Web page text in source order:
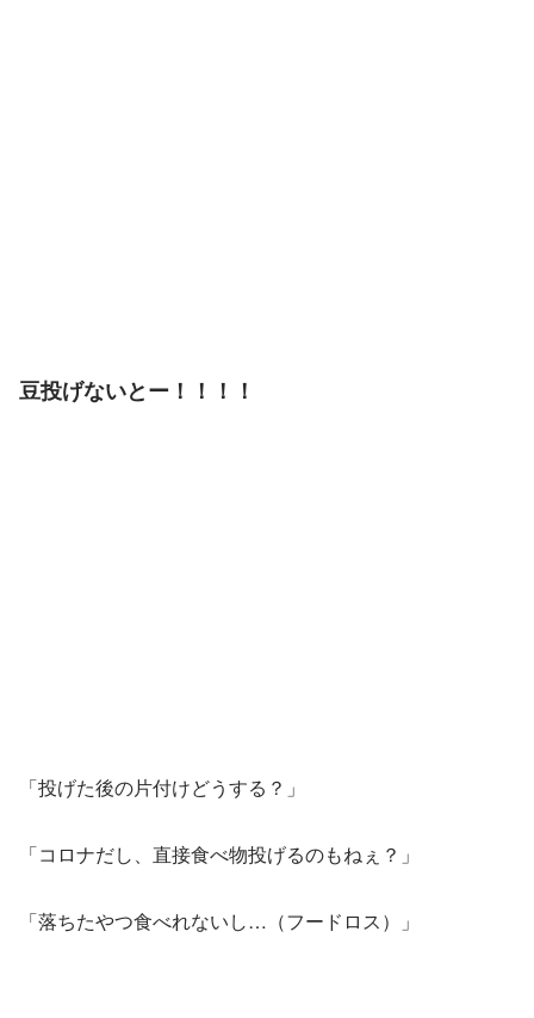
豆投げないとー！！！！
「投げた後の片付けどうする？」
「コロナだし、直接食べ物投げるのもねぇ？」
「落ちたやつ食べれないし…（フードロス）」